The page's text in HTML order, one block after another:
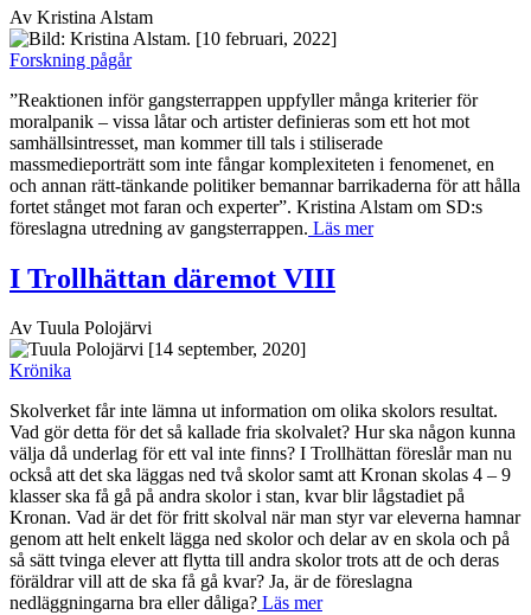
Av Kristina Alstam
[10 februari, 2022]
Forskning pågår
”Reaktionen inför gangsterrappen uppfyller många kriterier för
moralpanik – vissa låtar och artister definieras som ett hot mot
samhällsintresset, man kommer till tals i stiliserade
massmedieporträtt som inte fångar komplexiteten i fenomenet, en
och annan rätt-tänkande politiker bemannar barrikaderna för att hålla
fortet stånget mot faran och experter”. Kristina Alstam om SD:s
föreslagna utredning av gangsterrappen. Läs mer
I Trollhättan däremot VIII
Av Tuula Polojärvi
[14 september, 2020]
Krönika
Skolverket får inte lämna ut information om olika skolors resultat.
Vad gör detta för det så kallade fria skolvalet? Hur ska någon kunna
välja då underlag för ett val inte finns? I Trollhättan föreslår man nu
också att det ska läggas ned två skolor samt att Kronan skolas 4 – 9
klasser ska få gå på andra skolor i stan, kvar blir lågstadiet på
Kronan. Vad är det för fritt skolval när man styr var eleverna hamnar
genom att helt enkelt lägga ned skolor och delar av en skola och på
så sätt tvinga elever att flytta till andra skolor trots att de och deras
föräldrar vill att de ska få gå kvar? Ja, är de föreslagna
nedläggningarna bra eller dåliga? Läs mer